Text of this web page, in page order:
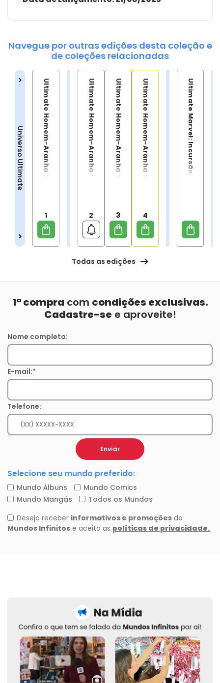
Navegue por outras edições desta coleção e
de coleções relacionadas
Universo Ultimate Ultimate Homem-Aranha Vol 1
1
Ultimate Homem-Aranha vol 2
2
Ultimate Homem-Aranha Vol. 3
3
Ultimate Homem-Aranha Vol. 4
4
Ultimate Marvel: Incursão
Todas as edições